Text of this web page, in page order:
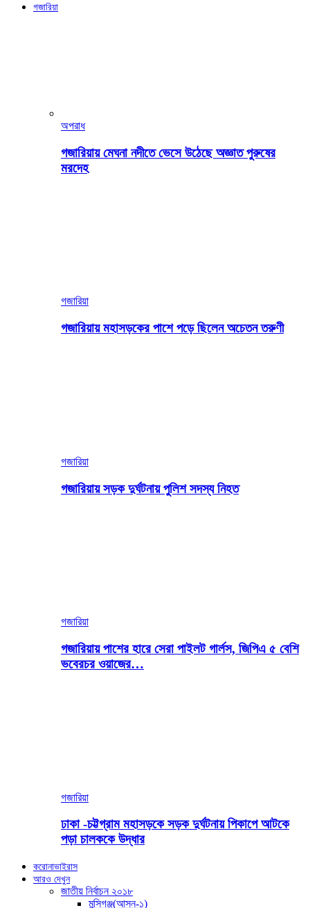
গজারিয়া
অপরাধ
গজারিয়ায় মেঘনা নদীতে ভেসে উঠেছে অজ্ঞাত পুরুষের
মরদেহ
গজারিয়া
গজারিয়ায় মহাসড়কের পাশে পড়ে ছিলেন অচেতন তরুণী
গজারিয়া
গজারিয়ায় সড়ক দুর্ঘটনায় পুলিশ সদস্য নিহত
গজারিয়া
গজারিয়ায় পাশের হারে সেরা পাইলট গার্লস, জিপিএ ৫ বেশি
ভবেরচর ওয়াজের…
গজারিয়া
ঢাকা -চট্টগ্রাম মহাসড়কে সড়ক দুর্ঘটনায় পিকাপে আটকে
পড়া চালককে উদ্ধার
করোনাভাইরাস
আরও দেখুন
জাতীয় নির্বাচন ২০১৮
মুন্সিগঞ্জ(আসন-১)